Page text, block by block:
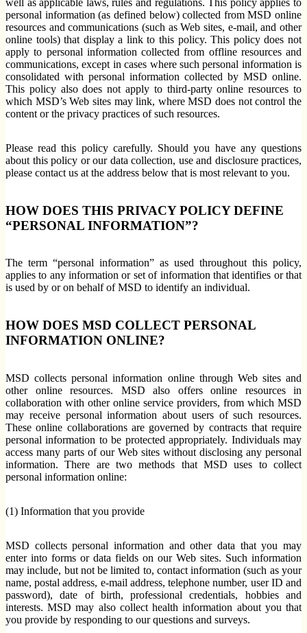
personal information (as defined below) collected from MSD online
resources and communications (such as Web sites, e-mail, and other
online tools) that display a link to this policy. This policy does not
apply to personal information collected from offline resources and
communications, except in cases where such personal information is
consolidated with personal information collected by MSD online.
This policy also does not apply to third-party online resources to
which MSD’s Web sites may link, where MSD does not control the
content or the privacy practices of such resources.
Please read this policy carefully. Should you have any questions
about this policy or our data collection, use and disclosure practices,
please contact us at the address below that is most relevant to you.
HOW DOES THIS PRIVACY POLICY DEFINE
“PERSONAL INFORMATION”?
The term “personal information” as used throughout this policy,
applies to any information or set of information that identifies or that
is used by or on behalf of MSD to identify an individual.
HOW DOES MSD COLLECT PERSONAL
INFORMATION ONLINE?
MSD collects personal information online through Web sites and
other online resources. MSD also offers online resources in
collaboration with other online service providers, from which MSD
may receive personal information about users of such resources.
These online collaborations are governed by contracts that require
personal information to be protected appropriately. Individuals may
access many parts of our Web sites without disclosing any personal
information. There are two methods that MSD uses to collect
personal information online:
(1) Information that you provide
MSD collects personal information and other data that you may
enter into forms or data fields on our Web sites. Such information
may include, but not be limited to, contact information (such as your
name, postal address, e-mail address, telephone number, user ID and
password), date of birth, professional credentials, hobbies and
interests. MSD may also collect health information about you that
you provide by responding to our questions and surveys.